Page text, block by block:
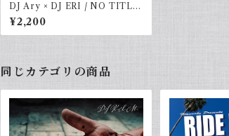
DJ Ary × DJ ERI / NO TITLE
〜OUR STORY〜
¥2,200
同じカテゴリの商品